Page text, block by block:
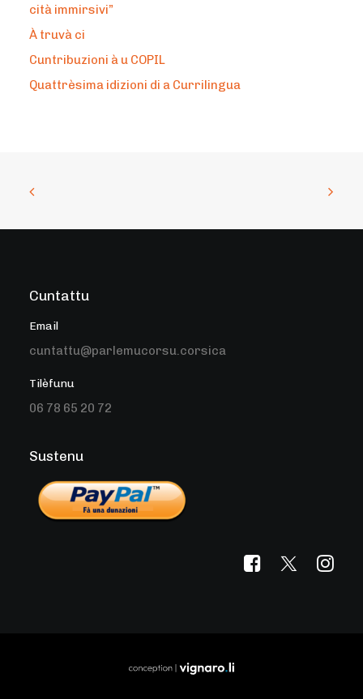
cità immirsivi”
À truvà ci
Cuntribuzioni à u COPIL
Quattrèsima idizioni di a Currilingua
Cuntattu
Email
cuntattu@parlemucorsu.corsica
Tilèfunu
06 78 65 20 72
Sustenu